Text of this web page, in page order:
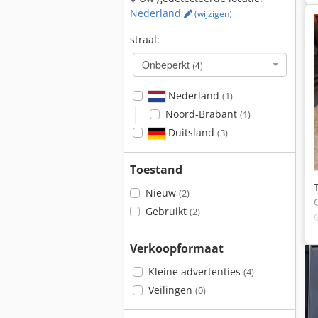
Nederland
(wijzigen)
straal:
Onbeperkt (4)
Nederland (1)
Noord-Brabant (1)
Duitsland (3)
Toestand
Nieuw (2)
Gebruikt (2)
Verkoopformaat
Kleine advertenties (4)
Veilingen (0)